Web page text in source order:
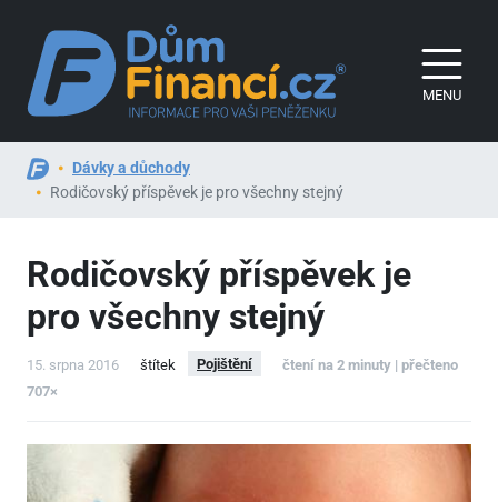
MENU
Dávky a důchody
Rodičovský příspěvek je pro všechny stejný
Rodičovský příspěvek je
pro všechny stejný
15. srpna 2016 štítek Pojištění
čtení na 2 minuty | přečteno
707×